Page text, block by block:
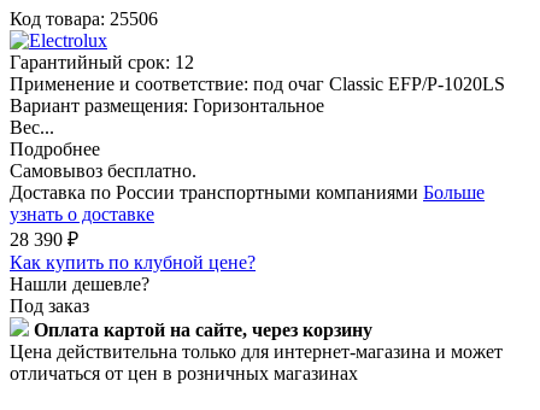
Код товара: 25506
Гарантийный срок: 12
Применение и соответствие: под очаг Classic EFP/P-1020LS
Вариант размещения: Горизонтальное
Вес...
Подробнее
Самовывоз бесплатно.
Доставка по России транспортными компаниями Больше
узнать о доставке
28 390 ₽
Как купить по клубной цене?
Нашли дешевле?
Под заказ
Оплата картой на сайте, через корзину
Цена действительна только для интернет-магазина и может
отличаться от цен в розничных магазинах